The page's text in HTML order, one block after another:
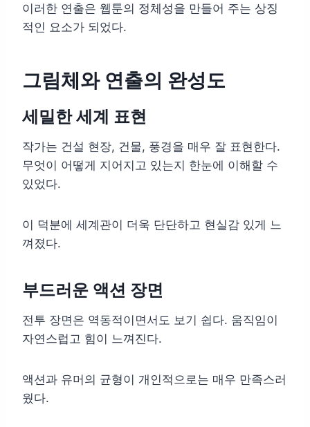
이러한 연출은 웹툰의 정체성을 만들어 주는 상징
적인 요소가 되었다.
그림체와 연출의 완성도
세밀한 세계 표현
작가는 건설 현장, 건물, 풍경을 매우 잘 표현한다.
무엇이 어떻게 지어지고 있는지 한눈에 이해할 수
있었다.
이 덕분에 세계관이 더욱 단단하고 현실감 있게 느
껴졌다.
부드러운 액션 장면
전투 장면은 역동적이면서도 보기 쉽다. 움직임이
자연스럽고 힘이 느껴진다.
액션과 유머의 균형이 개인적으로는 매우 만족스러
웠다.